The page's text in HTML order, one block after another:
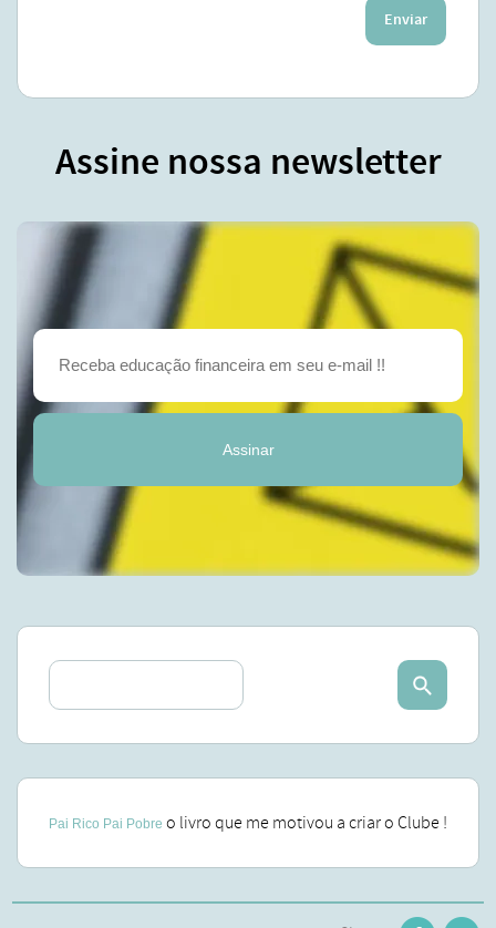
Enviar
Assine nossa newsletter
Assinar
Pai Rico Pai Pobre o livro que me motivou a criar o Clube !